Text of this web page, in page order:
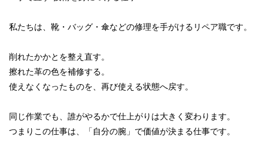
私たちは、靴・バッグ・傘などの修理を手がけるリペア職です。
削れたかかとを整え直す。
擦れた革の色を補修する。
使えなくなったものを、再び使える状態へ戻す。
同じ作業でも、誰がやるかで仕上がりは大きく変わります。
つまりこの仕事は、「自分の腕」で価値が決まる仕事です。